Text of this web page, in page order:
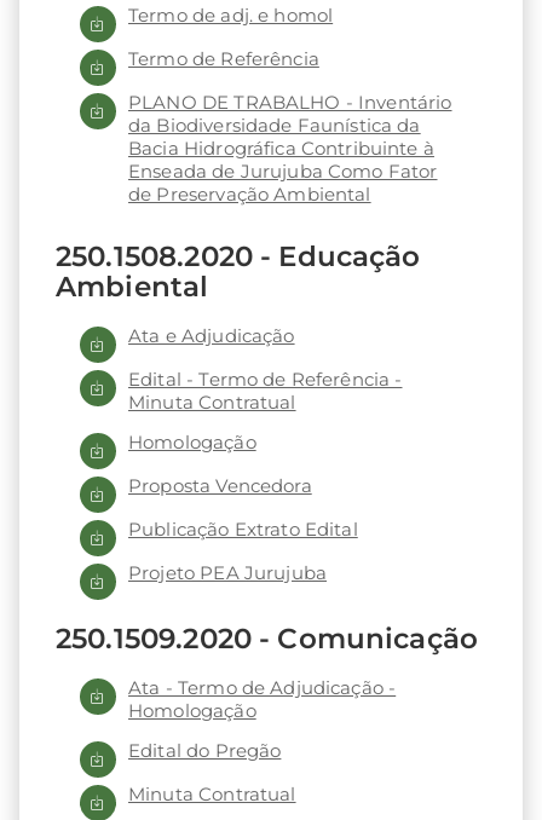
Termo de adj. e homol
Termo de Referência
PLANO DE TRABALHO - Inventário
da Biodiversidade Faunística da
Bacia Hidrográfica Contribuinte à
Enseada de Jurujuba Como Fator
de Preservação Ambiental
250.1508.2020 - Educação
Ambiental
Ata e Adjudicação
Edital - Termo de Referência -
Minuta Contratual
Homologação
Proposta Vencedora
Publicação Extrato Edital
Projeto PEA Jurujuba
250.1509.2020 - Comunicação
Ata - Termo de Adjudicação -
Homologação
Edital do Pregão
Minuta Contratual